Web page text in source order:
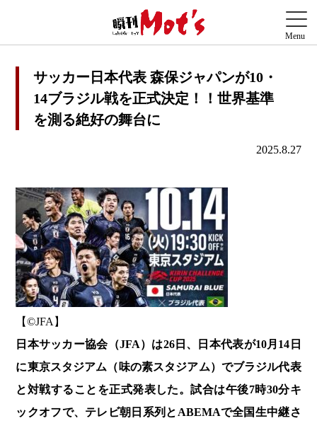
サッカー日本代表 森保ジャパンが10・
14ブラジル戦を正式決定！！世界基準
を測る絶好の舞台に
2025.8.27
【©️JFA】
日本サッカー協会（JFA）は26日、日本代表が10月14日
に東京スタジアム（味の素スタジアム）でブラジル代表
と対戦することを正式発表した。試合は午後7時30分キ
ックオフで、テレビ朝日系列とABEMAで全国生中継さ